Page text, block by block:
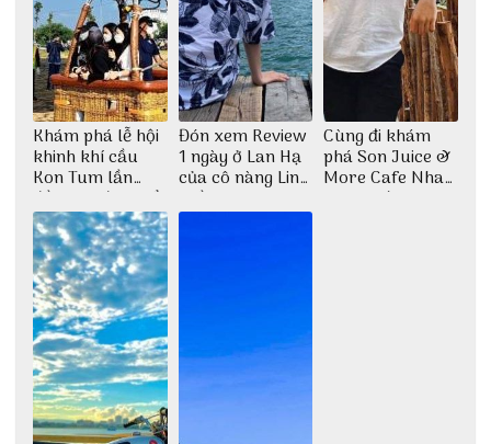
Khám phá lễ hội
khinh khí cầu
Kon Tum lần
đầu tiên được tổ
chức
Đón xem Review
1 ngày ở Lan Hạ
của cô nàng Linh
Trần
Cùng đi khám
phá Son Juice &
More Cafe Nha
Trang với anh